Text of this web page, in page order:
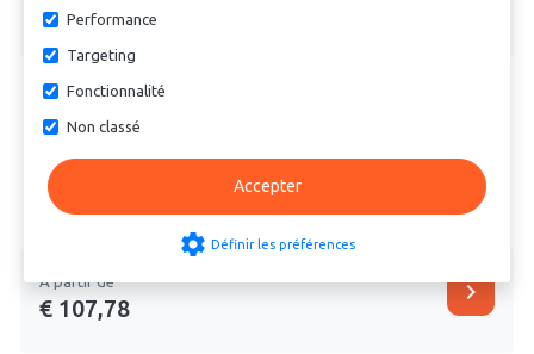
Livraison en 3-4 jours
À partir de
€ 107,78
chevron_right
Performance
Targeting
Fonctionnalité
Non classé
Accepter
settings Définir les préférences